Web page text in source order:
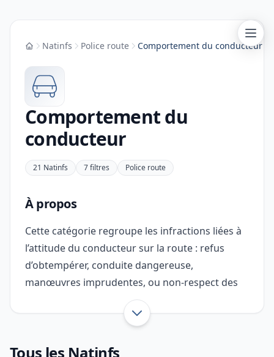
AccueilNatinfs Police route Comportement du conducteur
Comportement du
conducteur
21 Natinfs 7 filtres Police route
À propos
Cette catégorie regroupe les infractions liées à
l’attitude du conducteur sur la route : refus
d’obtempérer, conduite dangereuse,
manœuvres imprudentes, ou non-respect des
injonctions des forces de l’ordre. Ces
comportements traduisent un manquement
règles de circulation, pouvant engager la
Afficher toute l’introduction
Tous les Natinfs